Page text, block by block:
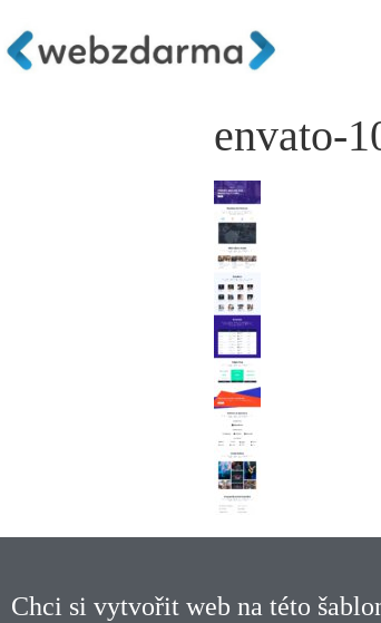
envato-
Chci si vytvořit web na této